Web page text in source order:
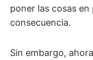
poner las cosas
consecuencia.
Sin embargo,